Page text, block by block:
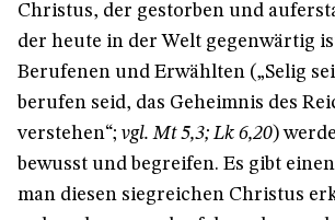
Christus, der gestorben und
der heute in der Welt gegenwärtig
Berufenen und Erwählten („Selig
berufen seid, das Geheimnis des
verstehen“; vgl. Mt 5,3; Lk 6,20)
bewusst und begreifen. Es gibt
man diesen siegreichen Christus